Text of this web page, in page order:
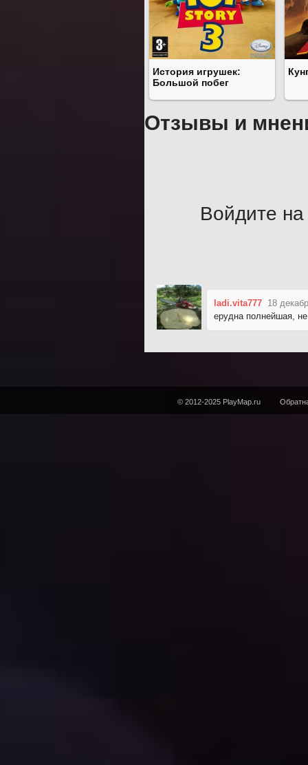
История игрушек:
Большой побег
Отзывы и
Войдите на
ladi.vita777 18
ерудна полнейшая,
© 2012-2025 PlayMap.ru